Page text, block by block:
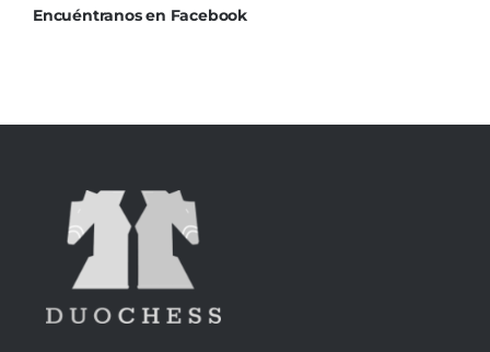
Encuéntranos en Facebook